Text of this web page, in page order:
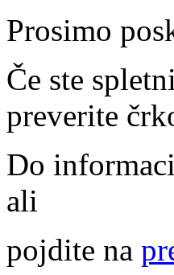
Prosimo
Če ste
preverite
Do
ali
pojdite na